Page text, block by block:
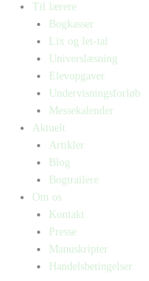
Til lærere
Bogkasser
Lix og let-tal
Universlæsning
Elevopgaver
Undervisningsforløb
Messekalender
Aktuelt
Artikler
Blog
Bogtrailere
Om os
Kontakt
Presse
Manuskripter
Handelsbetingelser